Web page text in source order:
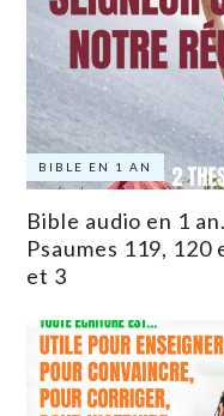
BIBLE EN 1 AN
Bible audio en 1
Psaumes 119,
et 3